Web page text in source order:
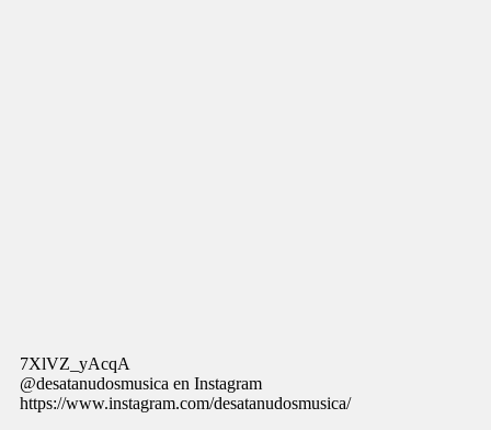
7XlVZ_yAcqA
@desatanudosmusica en Instagram
https://www.instagram.com/desatanudosmusica/